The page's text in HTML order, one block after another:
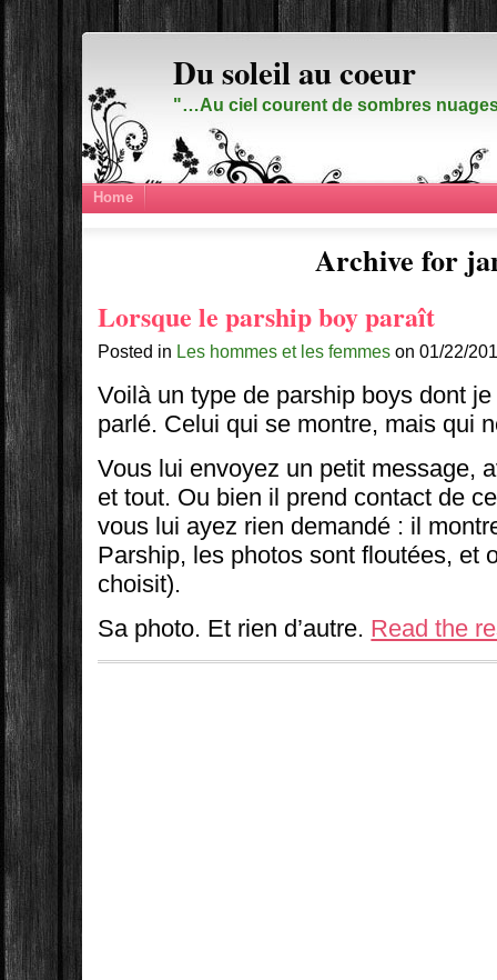
Du soleil au coeur
"…Au ciel courent de sombres
Home
Archive for
Lorsque le parship boy paraît
Posted in Les hommes et les femmes on 01/22/
Voilà un type de parship boys dont je
parlé. Celui qui se montre, mais qui
Vous lui envoyez un petit message,
et tout. Ou bien il prend contact de
vous lui ayez rien demandé : il
Parship, les photos sont floutées, et
choisit).
Sa photo. Et rien d’autre. Read the